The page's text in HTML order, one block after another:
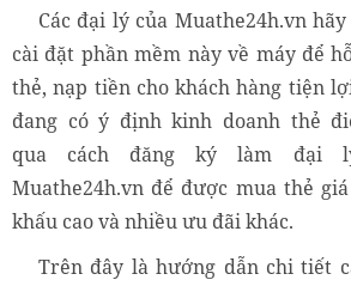
Các đại lý của Muathe24h.vn
cài đặt phần mềm này về máy để
thẻ, nạp tiền cho khách hàng tiện
đang có ý định kinh doanh thẻ
qua cách đăng ký làm đại
Muathe24h.vn để được mua thẻ
khấu cao và nhiều ưu đãi khác.
Trên đây là hướng dẫn chi tiết